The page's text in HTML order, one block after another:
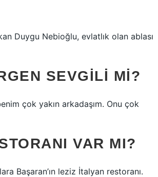
Duygu Nebioğlu, evlatlık olan ablası
SEVGILI MI?
çok yakın arkadaşım. Onu çok
VAR MI?
Başaran’ın leziz İtalyan restoranı.